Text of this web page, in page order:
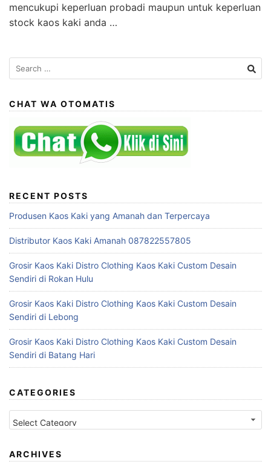
mencukupi keperluan probadi maupun untuk keperluan
stock kaos kaki anda …
Search
for:
CHAT WA OTOMATIS
RECENT POSTS
Produsen Kaos Kaki yang Amanah dan Terpercaya
Distributor Kaos Kaki Amanah 087822557805
Grosir Kaos Kaki Distro Clothing Kaos Kaki Custom Desain
Sendiri di Rokan Hulu
Grosir Kaos Kaki Distro Clothing Kaos Kaki Custom Desain
Sendiri di Lebong
Grosir Kaos Kaki Distro Clothing Kaos Kaki Custom Desain
Sendiri di Batang Hari
CATEGORIES
Categories
ARCHIVES